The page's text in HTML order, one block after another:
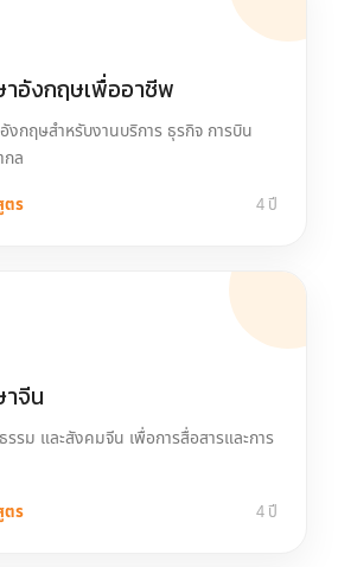
าอังกฤษเพื่ออาชีพ
กฤษสำหรับงานบริการ ธุรกิจ การบิน
กล
ตร 4 ปี
จีน
รม และสังคมจีน เพื่อการสื่อสารและการ
ตร 4 ปี